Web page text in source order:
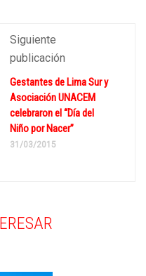
Siguiente
publicación
Gestantes de Lima Sur y
Asociación UNACEM
celebraron el “Día del
Niño por Nacer”
31/03/2015